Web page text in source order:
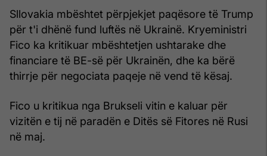
Sllovakia mbështet përpjekjet paqësore të Trump
për t'i dhënë fund luftës në Ukrainë. Kryeministri
Fico ka kritikuar mbështetjen ushtarake dhe
financiare të BE-së për Ukrainën, dhe ka bërë
thirrje për negociata paqeje në vend të kësaj.
Fico u kritikua nga Brukseli vitin e kaluar për
vizitën e tij në paradën e Ditës së Fitores në Rusi
në maj.